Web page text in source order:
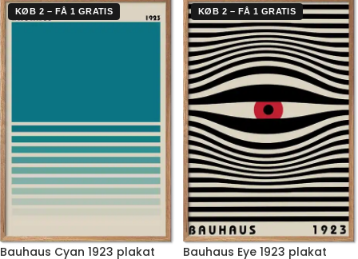
KØB 2 – FÅ 1 GRATIS
Bauhaus Cyan 1923 plakat
KØB 2 – FÅ 1 GRATIS
Bauhaus Eye 1923 plakat